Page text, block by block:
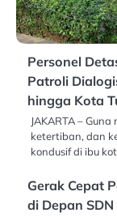
Personel
Patroli
hingga Kota
JAKARTA –
ketertiban, dan
kondusif di ibu
Gerak Cepat
di Depan